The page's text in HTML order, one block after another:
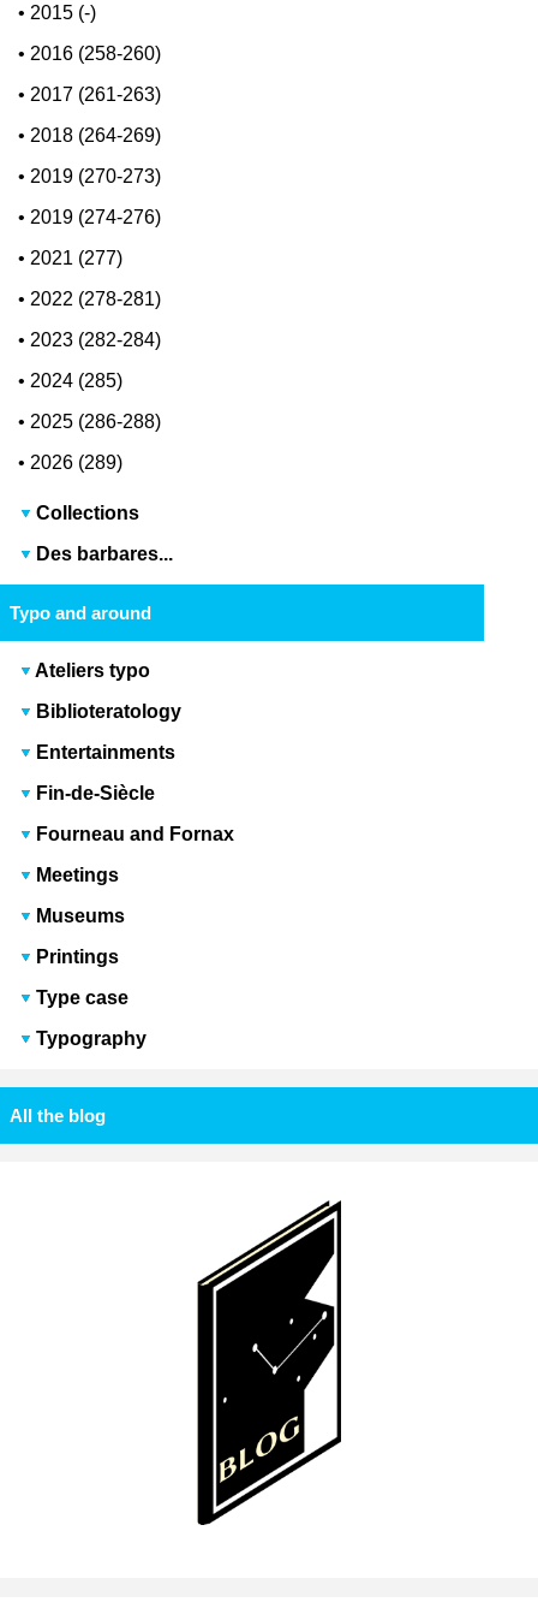
• 2015 (-)
• 2016 (258-260)
• 2017 (261-263)
• 2018 (264-269)
• 2019 (270-273)
• 2019 (274-276)
• 2021 (277)
• 2022 (278-281)
• 2023 (282-284)
• 2024 (285)
• 2025 (286-288)
• 2026 (289)
Collections
Des barbares...
Typo and around
Ateliers typo
Biblioteratology
Entertainments
Fin-de-Siècle
Fourneau and Fornax
Meetings
Museums
Printings
Type case
Typography
All the blog